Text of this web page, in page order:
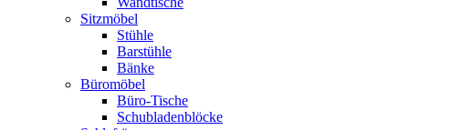
Sitzmöbel
Stühle
Barstühle
Bänke
Büromöbel
Büro-Tische
Schubladenblöcke